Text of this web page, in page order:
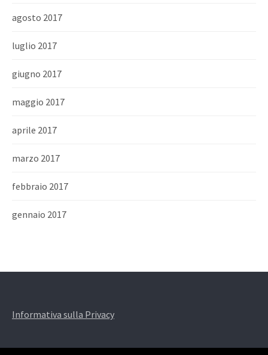
agosto 2017
luglio 2017
giugno 2017
maggio 2017
aprile 2017
marzo 2017
febbraio 2017
gennaio 2017
Informativa sulla Privacy